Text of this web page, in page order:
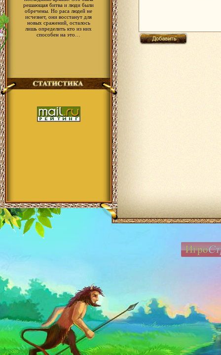
решающая битва и люди были
обречены. Но раса людей не
исчезнет, они восстанут для
новых сражений, осталось
лишь определить кто из них
способен на это…